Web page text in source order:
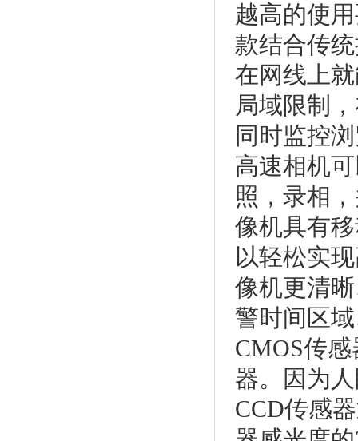
越高的使
款结合传
在网线上
局域限制
同时监控
高速相机
照，录相
像机具有
以轻松实
像机更清
警时间区
CMOS传
器。因为
CCD传感